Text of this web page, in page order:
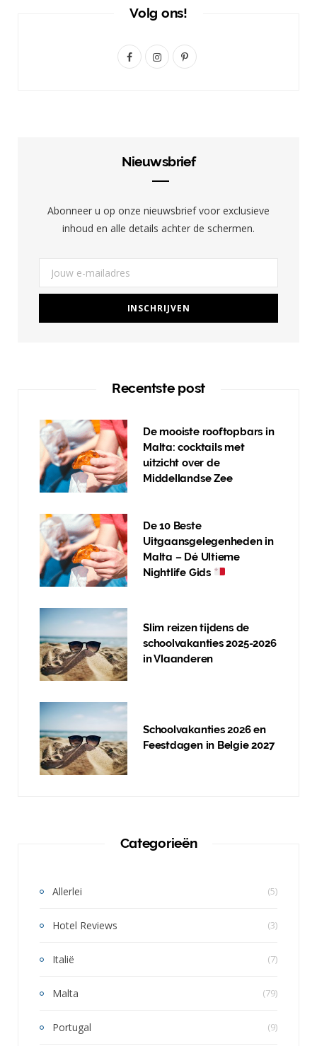
Volg ons!
F
k
I
a
P
s
Nieuwsbrief
Abonneer u op onze nieuwsbrief voor exclusieve
inhoud en alle details achter de schermen.
Recentste post
De mooiste rooftopbars in
Malta: cocktails met
uitzicht over de
Middellandse Zee
De 10 Beste
Uitgaansgelegenheden in
Malta – Dé Ultieme
Nightlife Gids
Slim reizen tijdens de
schoolvakanties 2025-2026
in Vlaanderen
Schoolvakanties 2026 en
Feestdagen in Belgie 2027
Categorieën
Allerlei (5)
Hotel Reviews (3)
Italië (7)
Malta (79)
Portugal (9)